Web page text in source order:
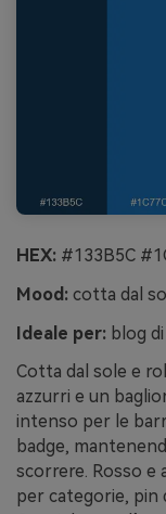
HEX: #133B5C
Mood: cotta dal
Ideale per: blog
Cotta dal sole e
azzurri e un
intenso per le
badge,
scorrere. Rosso e
per categorie, pin